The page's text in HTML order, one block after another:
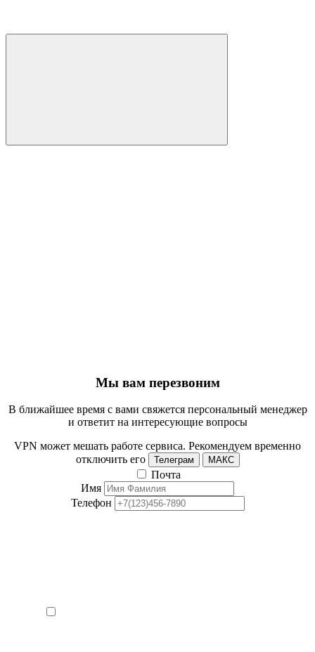
Мы вам перезвоним
В ближайшее время с вами свяжется персональный менеджер
и ответит на интересующие вопросы
VPN может мешать работе сервиса. Рекомендуем временно
отключить его
Телеграм МАКС
Почта
Имя
Телефон